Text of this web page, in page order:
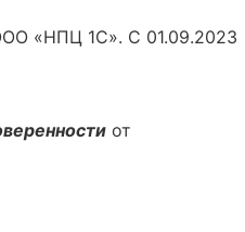
«НПЦ 1С». С 01.09.2023
от